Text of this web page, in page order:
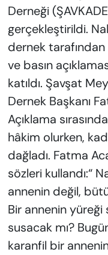
Derneği
gerçekleştirildi.
dernek
ve basın
katıldı. Şavşat
Dernek Başkanı
Açıklama
hâkim olurken,
dağladı. Fatma
sözleri kullandı:“
annenin değil,
Bir annenin
susacak mı?
karanfil bir